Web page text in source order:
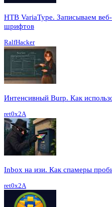
HTB VariaType. Записываем
шрифтов
RalfHacker
Интенсивный Burp. Как
ret0x2A
Inbox на изи. Как спамеры
ret0x2A